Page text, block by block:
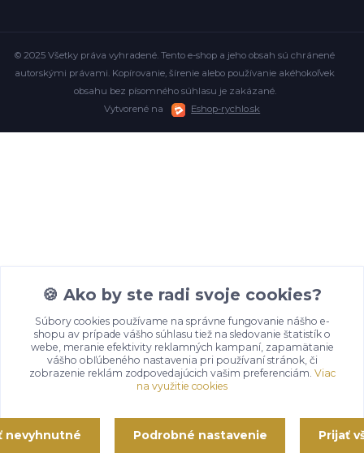
© 2025 Všetky práva vyhradené. Tento e-shop a jeho obsah sú chránené
autorskými právami. Kopírovanie, šírenie alebo používanie akéhokoľvek
obsahu bez písomného súhlasu je zakázané.
Vytvorené na
Eshop-rychlo.sk
🍪 Ako by ste radi svoje cookies?
Súbory cookies používame na správne fungovanie nášho e-
shopu av prípade vášho súhlasu tiež na sledovanie štatistík o
webe, meranie efektivity reklamných kampaní, zapamätanie
vášho obľúbeného nastavenia pri používaní stránok, či
zobrazenie reklám zodpovedajúcich vašim preferenciám. Viac
na využitie cookies
nevyhnutné Podrobné nastavenie Prijať